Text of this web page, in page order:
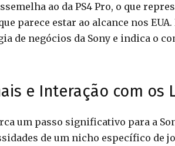
ao da PS4 Pro, o que
parece estar ao alcance nos
de negócios da Sony e indica o
e Interação com os
um passo significativo para a
de um nicho específico de